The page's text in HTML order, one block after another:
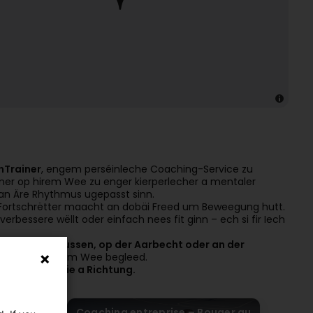
, engem perséinleche Coaching-Service zu
op hirem Wee zu enger kierperlecher a mentaler
Äre Rhythmus ugepasst sinn.
maacht an dobäi Freed um Beweegung hutt.
wëllt oder einfach nees fit ginn – ech si fir Iech
dobaussen, op der Aarbecht oder an der
Iech op Ärem Wee begleed.
Energie a Richtung.